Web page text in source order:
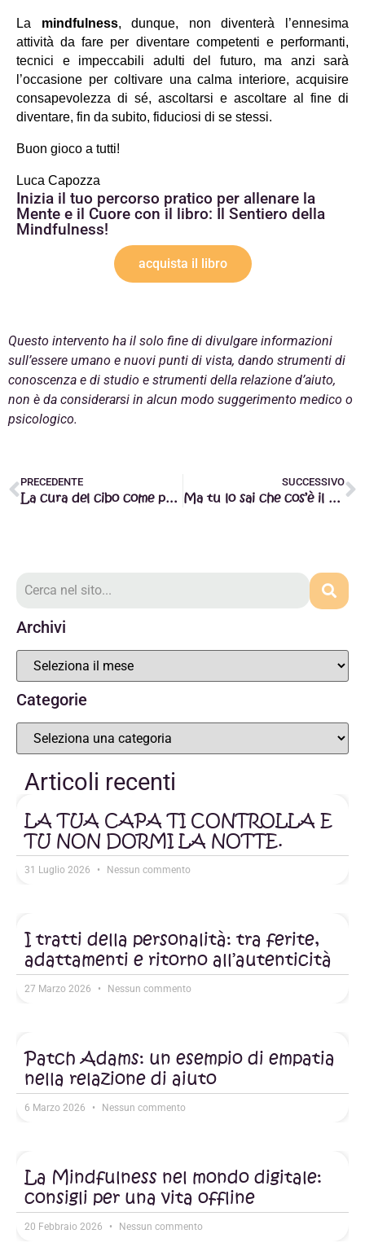
La mindfulness, dunque, non diventerà l’ennesima
attività da fare per diventare competenti e performanti,
tecnici e impeccabili adulti del futuro, ma anzi sarà
l’occasione per coltivare una calma interiore, acquisire
consapevolezza di sé, ascoltarsi e ascoltare al fine di
diventare, fin da subito, fiduciosi di se stessi.
Buon gioco a tutti!
Luca Capozza
Inizia il tuo percorso pratico per allenare la
Mente e il Cuore con il libro: Il Sentiero della
Mindfulness!
acquista il libro
Questo intervento ha il solo fine di divulgare informazioni
sull’essere umano e nuovi punti di vista, dando strumenti di
conoscenza e di studio e strumenti della relazione d’aiuto,
non è da considerarsi in alcun modo suggerimento medico o
psicologico.
PRECEDENTE
La cura del cibo come pratica mindful per alleviare lo stress – parte II
SUCCESSIVO
Ma tu lo sai che cos’è il Reiki? Parte I
Archivi
Categorie
Articoli recenti
LA TUA CAPA TI CONTROLLA E
TU NON DORMI LA NOTTE.
31 Luglio 2026 Nessun commento
I tratti della personalità: tra ferite,
adattamenti e ritorno all’autenticità
27 Marzo 2026 Nessun commento
Patch Adams: un esempio di empatia
nella relazione di aiuto
6 Marzo 2026 Nessun commento
La Mindfulness nel mondo digitale:
consigli per una vita offline
20 Febbraio 2026 Nessun commento